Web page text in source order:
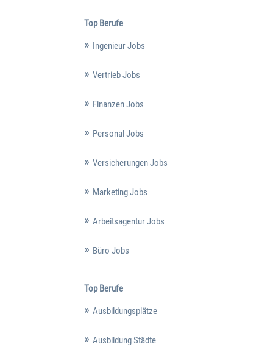
Top Berufe
Ingenieur Jobs
Vertrieb Jobs
Finanzen Jobs
Personal Jobs
Versicherungen Jobs
Marketing Jobs
Arbeitsagentur Jobs
Büro Jobs
Top Berufe
Ausbildungsplätze
Ausbildung Städte